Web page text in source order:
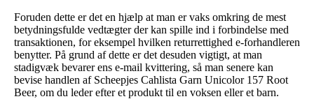
Foruden dette er det en hjælp at man er vaks omkring de mest
betydningsfulde vedtægter der kan spille ind i forbindelse med
transaktionen, for eksempel hvilken returrettighed e-forhandleren
benytter. På grund af dette er det desuden vigtigt, at man
stadigvæk bevarer ens e-mail kvittering, så man senere kan
bevise handlen af Scheepjes Cahlista Garn Unicolor 157 Root
Beer, om du leder efter et produkt til en voksen eller et barn.